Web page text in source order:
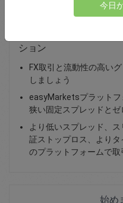
ション
FX取引と流動性の高い
しましょう
easyMarketsプラットフ
狭い固定スプレッドとゼ
より低いスプレッド、
証ストップロス、より
のプラットフォームで取
始め
今日